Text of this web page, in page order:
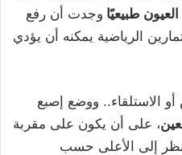
طبيعيًا وجدت أن رفع
الرياضية يمكنه أن يؤدي
الاستلقاء.. ووضع إصبع
، على أن يكون على مقربة
إلى الأعلى حسب